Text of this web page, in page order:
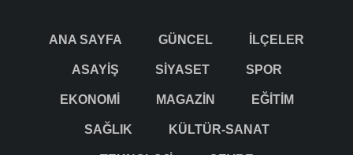
ANA SAYFA GÜNCEL İLÇELER
ASAYİŞ SİYASET SPOR
EKONOMİ MAGAZİN EĞİTİM
SAĞLIK KÜLTÜR-SANAT